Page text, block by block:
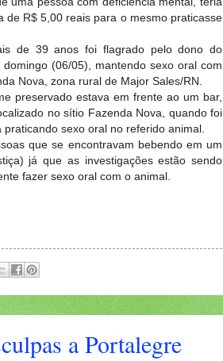
de R$ 5,00 reais para o mesmo praticasse
de 39 anos foi flagrado pelo dono do
(06/05), mantendo sexo oral com
Nova, zona rural de Major Sales/RN.
preservado estava em frente ao um bar,
no sítio Fazenda Nova, quando foi
sexo oral no referido animal.
que se encontravam bebendo em um
já que as investigações estão sendo
fazer sexo oral com o animal.
a Portalegre